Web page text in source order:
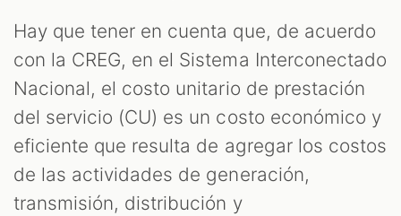
Hay que tener en cuenta que, de acuerdo
con la CREG, en el Sistema Interconectado
Nacional, el costo unitario de prestación
del servicio (CU) es un costo económico y
eficiente que resulta de agregar los costos
de las actividades de generación,
transmisión, distribución y